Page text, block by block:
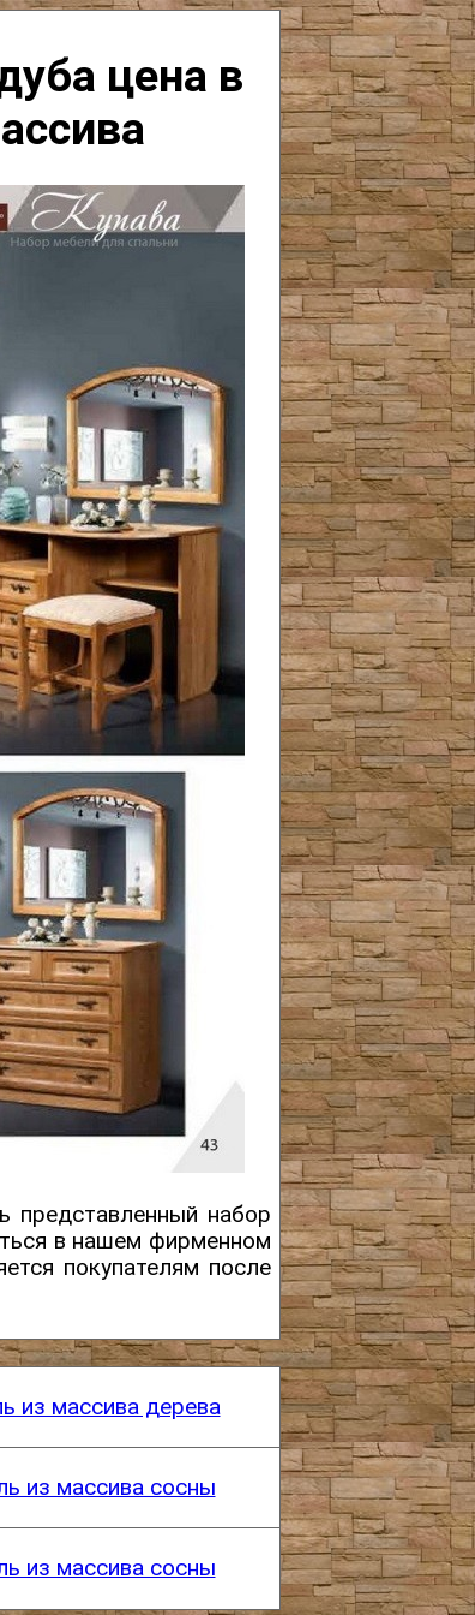
цена в
представленный набор
в нашем фирменном
покупателям после
из массива дерева
из массива сосны
из массива сосны